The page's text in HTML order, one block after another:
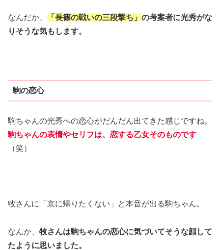
なんだか、 「長篠の戦いの三段撃ち」 の考案者に光秀がな
りそうな気もします。
駒の恋心
駒ちゃんの光秀への恋心がだんだん出てきた感じですね。
駒ちゃんの表情やセリフは、恋する乙女そのものです
（笑）
牧さんに「京に帰りたくない」と本音が出る駒ちゃん。
なんか、 牧さんは駒ちゃんの恋心に気づいてそうな顔して
たように思いました。